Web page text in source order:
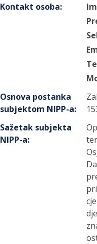
Kontakt osoba:
Osnova postanka
subjektom NIPP-a:
Sažetak subjekta
NIPP-a: